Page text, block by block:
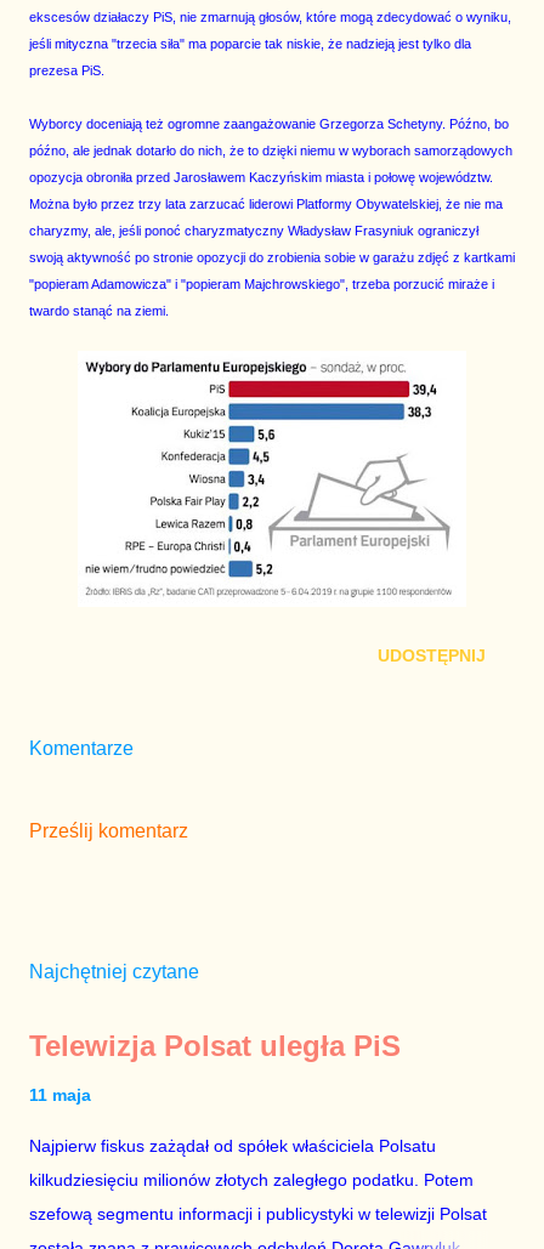
ekscesów działaczy PiS, nie zmarnują głosów, które mogą zdecydować o wyniku,
jeśli mityczna "trzecia siła" ma poparcie tak niskie, że nadzieją jest tylko dla
prezesa PiS.
Wyborcy doceniają też ogromne zaangażowanie Grzegorza Schetyny. Późno, bo
późno, ale jednak dotarło do nich, że to dzięki niemu w wyborach samorządowych
opozycja obroniła przed Jarosławem Kaczyńskim miasta i połowę województw.
Można było przez trzy lata zarzucać liderowi Platformy Obywatelskiej, że nie ma
charyzmy, ale, jeśli ponoć charyzmatyczny Władysław Frasyniuk ograniczył
swoją aktywność po stronie opozycji do zrobienia sobie w garażu zdjęć z kartkami
"popieram Adamowicza" i "popieram Majchrowskiego", trzeba porzucić miraże i
twardo stanąć na ziemi.
UDOSTĘPNIJ
Komentarze
Prześlij komentarz
Najchętniej czytane
Telewizja Polsat uległa PiS
11 maja
Najpierw fiskus zażądał od spółek właściciela Polsatu
kilkudziesięciu milionów złotych zaległego podatku. Potem
szefową segmentu informacji i publicystyki w telewizji Polsat